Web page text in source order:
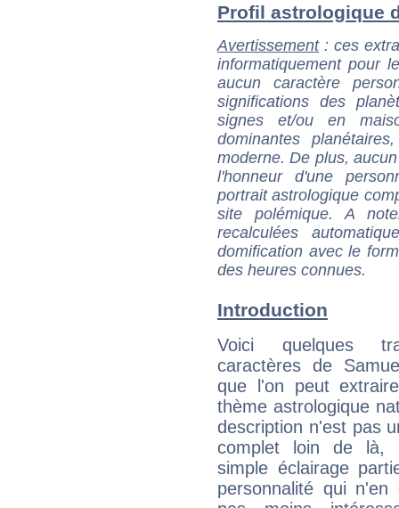
Profil astrologique
Avertissement: ces
informatiquement pour
aucun caractère
significations des
signes et/ou en
dominantes
moderne. De plus,
l'honneur d'une
portrait astrologique
site polémique. A
recalculées
domification avec le
des heures connues.
Introduction
Voici quelques
caractères de
que l'on peut
thème astrologique
description n'est pas
complet loin de là,
simple éclairage
personnalité qui n'en